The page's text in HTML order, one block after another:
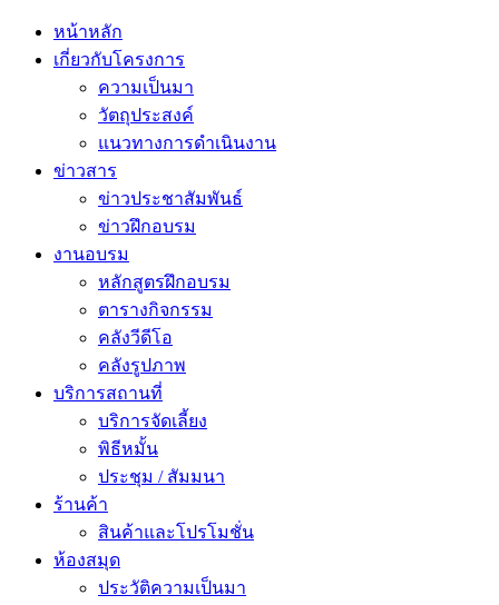
หน้าหลัก
เกี่ยวกับโครงการ
ความเป็นมา
วัตถุประสงค์
แนวทางการดำเนินงาน
ข่าวสาร
ข่าวประชาสัมพันธ์
ข่าวฝึกอบรม
งานอบรม
หลักสูตรฝึกอบรม
ตารางกิจกรรม
คลังวีดีโอ
คลังรูปภาพ
บริการสถานที่
บริการจัดเลี้ยง
พิธีหมั้น
ประชุม / สัมมนา
ร้านค้า
สินค้าและโปรโมชั่น
ห้องสมุด
ประวัติความเป็นมา